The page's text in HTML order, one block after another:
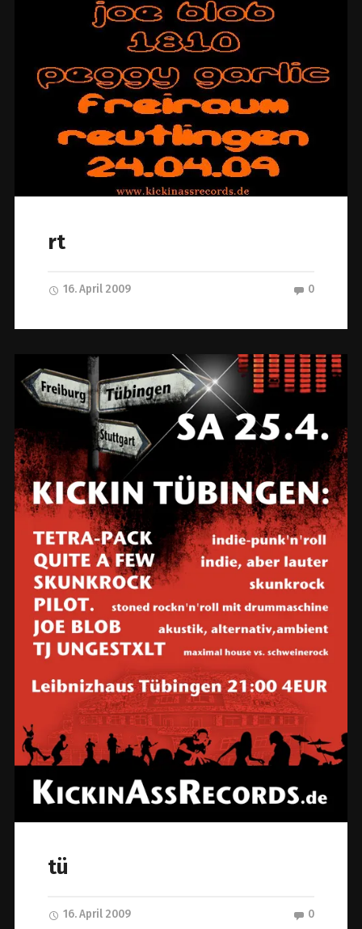
rt
16. April 2009 0
tü
16. April 2009 0